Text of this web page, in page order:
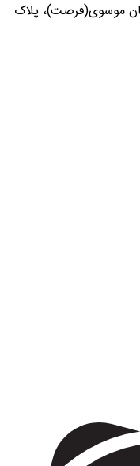
موسوی(فرصت)، پلاک